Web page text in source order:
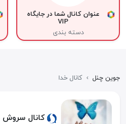
عنوان کانال شما در جایگاه
VIP
دسته بندی
جوین چنل › کانال خدا
کانال سروش